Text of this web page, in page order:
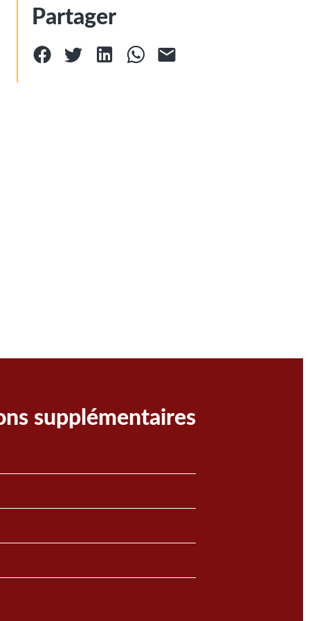
Partager
supplémentaires